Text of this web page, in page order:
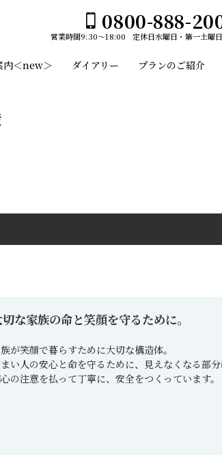
な家族の命と笑顔を守るために。
が笑顔で暮らすために大切な構造体。
い人の安心と命を守るために、 見えなくなる部分
の注意を払って丁寧に、安全をつくっています。
new＞
ュレ-
ィック-
トン-
ブル-
くりQ＆A
内＜new＞ ダイアリー プランのご紹介
0800-888-
営業時間9:30～18:00 定休日水曜日・第一土曜